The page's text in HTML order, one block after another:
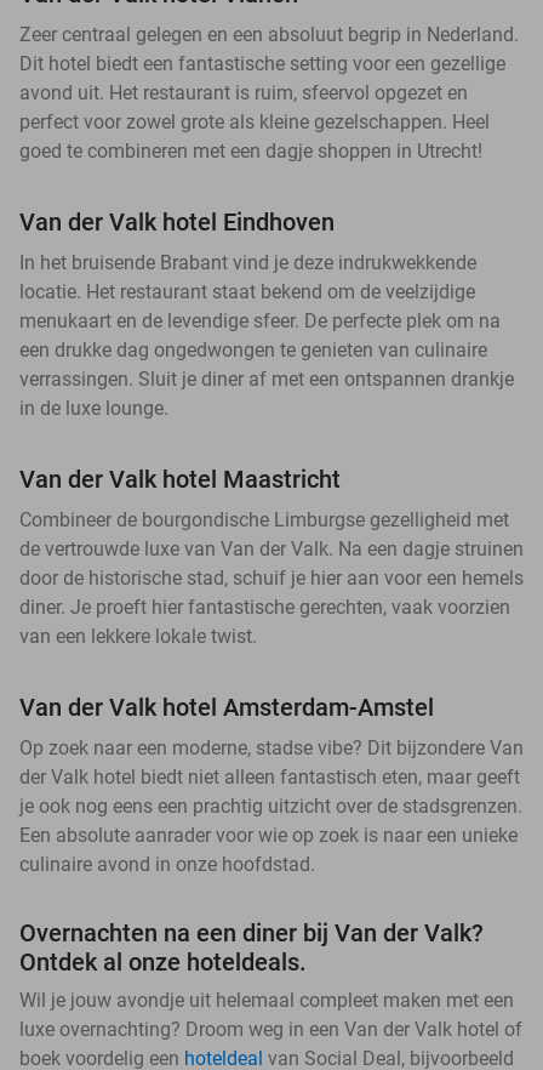
Zeer centraal gelegen en een absoluut begrip in Nederland.
Dit hotel biedt een fantastische setting voor een gezellige
avond uit. Het restaurant is ruim, sfeervol opgezet en
perfect voor zowel grote als kleine gezelschappen. Heel
goed te combineren met een dagje shoppen in Utrecht!
Van der Valk hotel Eindhoven
In het bruisende Brabant vind je deze indrukwekkende
locatie. Het restaurant staat bekend om de veelzijdige
menukaart en de levendige sfeer. De perfecte plek om na
een drukke dag ongedwongen te genieten van culinaire
verrassingen. Sluit je diner af met een ontspannen drankje
in de luxe lounge.
Van der Valk hotel Maastricht
Combineer de bourgondische Limburgse gezelligheid met
de vertrouwde luxe van Van der Valk. Na een dagje struinen
door de historische stad, schuif je hier aan voor een hemels
diner. Je proeft hier fantastische gerechten, vaak voorzien
van een lekkere lokale twist.
Van der Valk hotel Amsterdam-Amstel
Op zoek naar een moderne, stadse vibe? Dit bijzondere Van
der Valk hotel biedt niet alleen fantastisch eten, maar geeft
je ook nog eens een prachtig uitzicht over de stadsgrenzen.
Een absolute aanrader voor wie op zoek is naar een unieke
culinaire avond in onze hoofdstad.
Overnachten na een diner bij Van der Valk?
Ontdek al onze hoteldeals.
Wil je jouw avondje uit helemaal compleet maken met een
luxe overnachting? Droom weg in een Van der Valk hotel of
boek voordelig een hoteldeal van Social Deal, bijvoorbeeld